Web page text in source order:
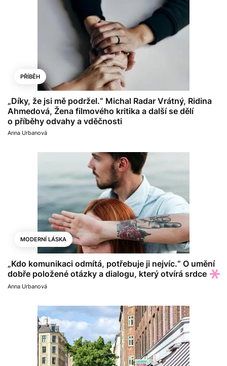
PŘÍBĚH
„Díky, že jsi mě podržel.“ Michal Radar Vrátný, Ridina
Ahmedová, Žena filmového kritika a další se dělí
o příběhy odvahy a vděčnosti
Anna Urbanová
MODERNÍ LÁSKA
„Kdo komunikaci odmítá, potřebuje ji nejvíc.“ O umění
dobře položené otázky a dialogu, který otvírá srdce
Anna Urbanová